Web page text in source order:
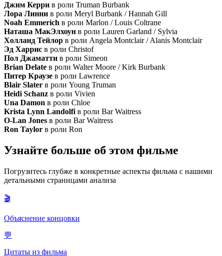
Джим Керри в роли Truman Burbank
Лора Линни в роли Meryl Burbank / Hannah Gill
Noah Emmerich в роли Marlon / Louis Coltrane
Наташа МакЭлхоун в роли Lauren Garland / Sylvia
Холланд Тейлор в роли Angela Montclair / Alanis Montclair
Эд Харрис в роли Christof
Пол Джаматти в роли Simeon
Brian Delate в роли Walter Moore / Kirk Burbank
Питер Краузе в роли Lawrence
Blair Slater в роли Young Truman
Heidi Schanz в роли Vivien
Una Damon в роли Chloe
Krista Lynn Landolfi в роли Bar Waitress
O-Lan Jones в роли Bar Waitress
Ron Taylor в роли Ron
Узнайте больше об этом фильме
Погрузитесь глубже в конкретные аспекты фильма с нашими
детальными страницами анализа
🎬
Объяснение концовки
💬
Цитаты из фильма